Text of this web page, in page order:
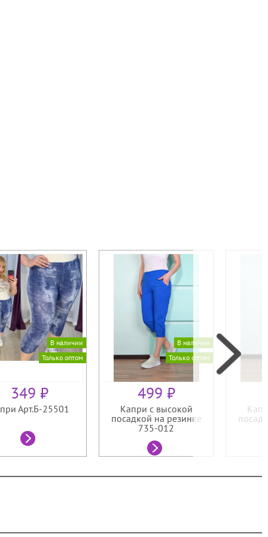
В наличии
Только оптом
349 ₽
Арт.Б-25501
В наличии
Только оптом
499 ₽
Капри с высокой
посадкой на резинке
735-012